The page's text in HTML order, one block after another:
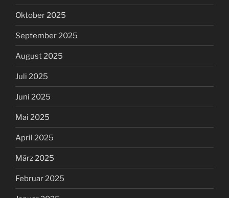
Oktober 2025
September 2025
August 2025
Juli 2025
Juni 2025
Mai 2025
April 2025
März 2025
Februar 2025